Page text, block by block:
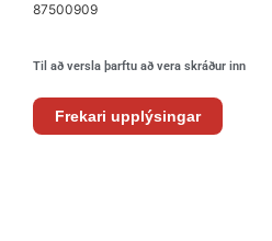
87500909
Til að versla þarftu að vera skráður inn
Frekari upplýsingar